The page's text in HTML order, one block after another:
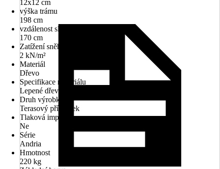
12x12 cm
výška trámu
198 cm
vzdálenost sloupků
170 cm
Zatížení sněhem
2 kN/m²
Materiál
Dřevo
Specifikace materiálu
Lepené dřevo-smrk
Druh výrobku
Terasový přístřešek
Tlaková impregnace
Ne
Série
Andria
Hmotnost
220 kg